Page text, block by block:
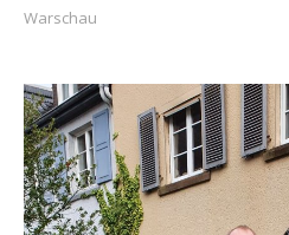
Warschau